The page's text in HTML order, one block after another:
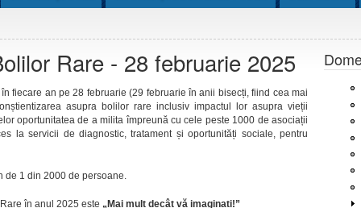
Rare - 28 februarie 2025
fiecare an pe 28 februarie (29 februarie în anii bisecți, fiind cea mai
asupra bolilor rare inclusiv impactul lor asupra vieții
oportunitatea de a milita împreună cu cele peste 1000 de asociații
la servicii de diagnostic, tratament și oportunități sociale, pentru
de 1 din 2000 de persoane.
în anul 2025 este „Mai mult decât vă imaginați!”